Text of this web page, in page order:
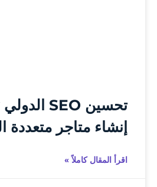
إنشاء متاجر متعددة
اقرأ المقال كاملاً »